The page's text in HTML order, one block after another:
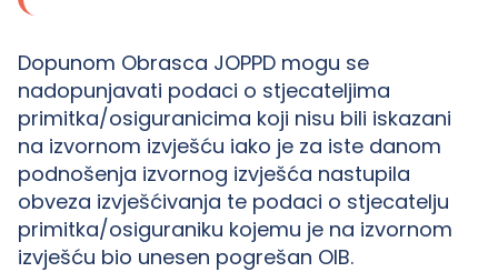
Dopunom Obrasca JOPPD mogu se
nadopunjavati podaci o stjecateljima
primitka/osiguranicima koji nisu bili iskazani
na izvornom izvješću iako je za iste danom
podnošenja izvornog izvješća nastupila
obveza izvješćivanja te podaci o stjecatelju
primitka/osiguraniku kojemu je na izvornom
izvješću bio unesen pogrešan OIB.